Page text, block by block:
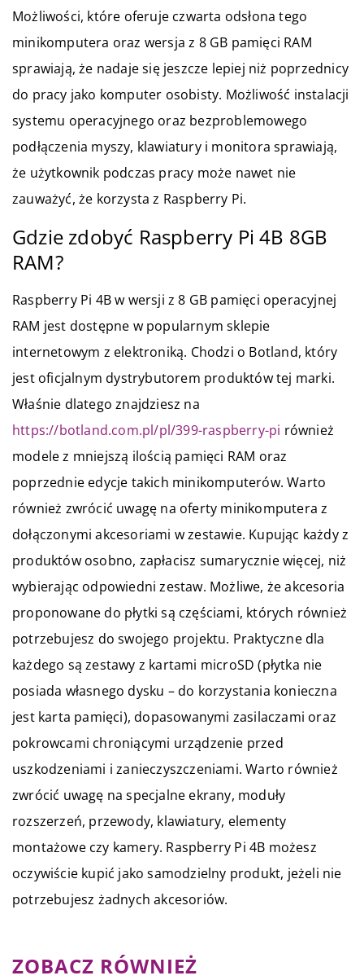
Możliwości, które oferuje czwarta odsłona tego
minikomputera oraz wersja z 8 GB pamięci RAM
sprawiają, że nadaje się jeszcze lepiej niż poprzednicy
do pracy jako komputer osobisty. Możliwość instalacji
systemu operacyjnego oraz bezproblemowego
podłączenia myszy, klawiatury i monitora sprawiają,
że użytkownik podczas pracy może nawet nie
zauważyć, że korzysta z Raspberry Pi.
Gdzie zdobyć Raspberry Pi 4B 8GB
RAM?
Raspberry Pi 4B w wersji z 8 GB pamięci operacyjnej
RAM jest dostępne w popularnym sklepie
internetowym z elektroniką. Chodzi o Botland, który
jest oficjalnym dystrybutorem produktów tej marki.
Właśnie dlatego znajdziesz na
https://botland.com.pl/pl/399-raspberry-pi również
modele z mniejszą ilością pamięci RAM oraz
poprzednie edycje takich minikomputerów. Warto
również zwrócić uwagę na oferty minikomputera z
dołączonymi akcesoriami w zestawie. Kupując każdy z
produktów osobno, zapłacisz sumarycznie więcej, niż
wybierając odpowiedni zestaw. Możliwe, że akcesoria
proponowane do płytki są częściami, których również
potrzebujesz do swojego projektu. Praktyczne dla
każdego są zestawy z kartami microSD (płytka nie
posiada własnego dysku – do korzystania konieczna
jest karta pamięci), dopasowanymi zasilaczami oraz
pokrowcami chroniącymi urządzenie przed
uszkodzeniami i zanieczyszczeniami. Warto również
zwrócić uwagę na specjalne ekrany, moduły
rozszerzeń, przewody, klawiatury, elementy
montażowe czy kamery. Raspberry Pi 4B możesz
oczywiście kupić jako samodzielny produkt, jeżeli nie
potrzebujesz żadnych akcesoriów.
ZOBACZ RÓWNIEŻ